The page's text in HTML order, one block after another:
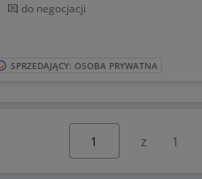
do negocjacji
SPRZEDAJĄCY: OSOBA PRYWATNA
z 1